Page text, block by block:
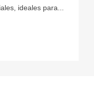
ideales para...